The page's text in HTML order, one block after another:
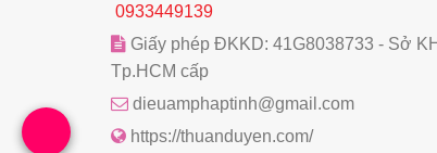
0933449139
Giấy phép ĐKKD: 41G8038733 - Sở
Tp.HCM cấp
dieuamphaptinh@gmail.com
https://thuanduyen.com/